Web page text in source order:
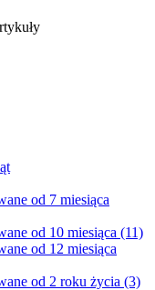
od 7 miesiąca
od 10 miesiąca (11)
od 12 miesiąca
od 2 roku życia (3)